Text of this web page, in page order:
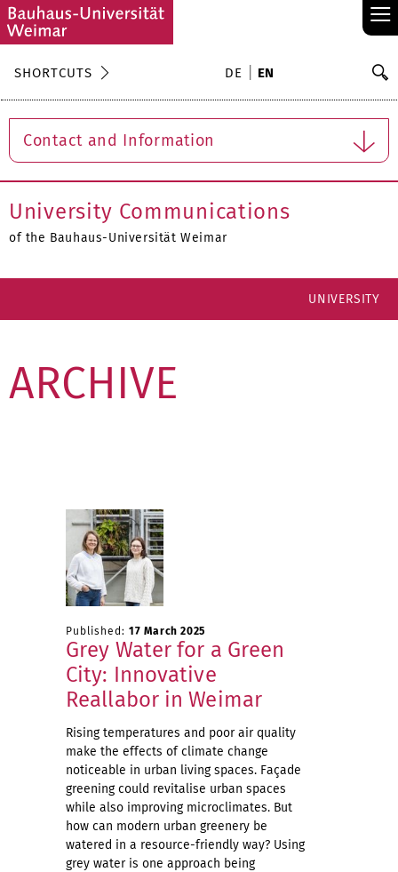
≡
SHORTCUTS DE EN
Contact and Information
University Communications
of the Bauhaus-Universität Weimar
UNIVERSITY
ARCHIVE
Published: 17 March 2025
Grey Water for a Green
City: Innovative
Reallabor in Weimar
Rising temperatures and poor air quality
make the effects of climate change
noticeable in urban living spaces. Façade
greening could revitalise urban spaces
while also improving microclimates. But
how can modern urban greenery be
watered in a resource-friendly way? Using
grey water is one approach being